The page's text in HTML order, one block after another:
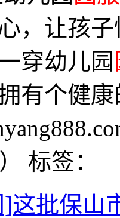
，让孩
穿幼儿园
有个健
标签：
这批保山